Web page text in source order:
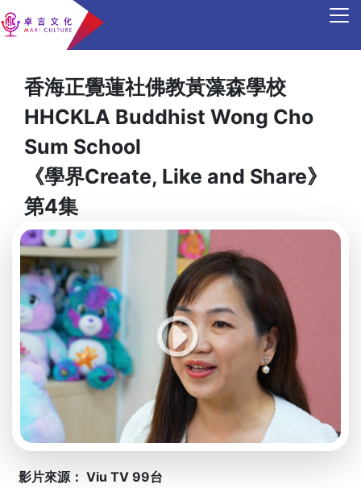
香海正覺蓮社佛教黃藻森學校
HHCKLA Buddhist Wong Cho
Sum School
《學界Create, Like and Share》
第4集
影片來源： Viu TV 99台